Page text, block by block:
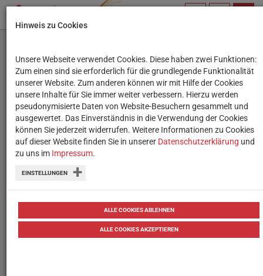
WiBS via ChatGPT
Medienheld:innen und der
Algorithmus
Wie Content Creator:innen unsichtbaren Regeln
folgen müssen, um sichtbar zu sein.
Hinweis zu Cookies
Unsere Webseite verwendet Cookies. Diese haben zwei Funktionen:
Zum einen sind sie erforderlich für die grundlegende Funktionalität
unserer Website. Zum anderen können wir mit Hilfe der Cookies
unsere Inhalte für Sie immer weiter verbessern. Hierzu werden
pseudonymisierte Daten von Website-Besuchern gesammelt und
ausgewertet. Das Einverständnis in die Verwendung der Cookies
können Sie jederzeit widerrufen. Weitere Informationen zu Cookies
auf dieser Website finden Sie in unserer Datenschutzerklärung und
zu uns im Impressum.
EINSTELLUNGEN
ALLE COOKIES ABLEHNEN
ALLE COOKIES AKZEPTIEREN